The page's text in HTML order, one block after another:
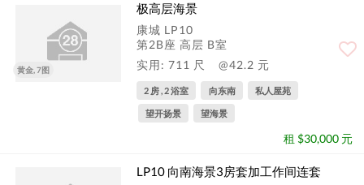
黄金, 7图
极高层海景
康城 LP10
第2B座 高层 B室
实用: 711 尺
@42.2 元
2 房 , 2 浴室 向东南 私人屋苑
望开扬景 望海景
租 $30,000 元
LP10 向南海景3房套加工作间连套